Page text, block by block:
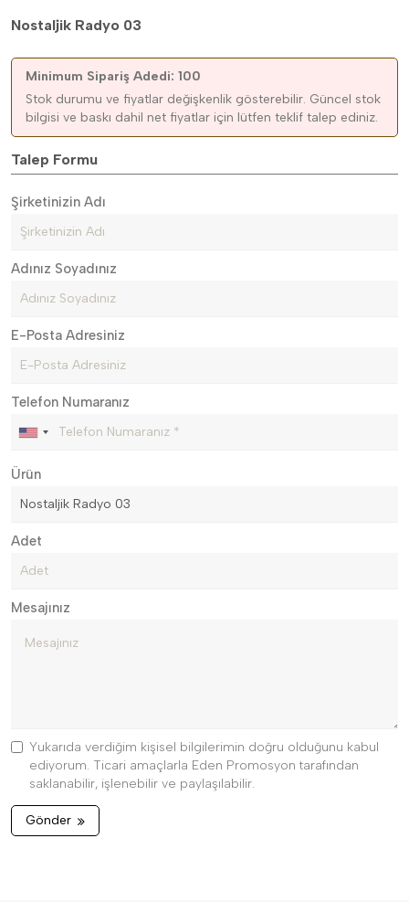
Nostaljik Radyo 03
Minimum Sipariş Adedi: 100
Stok durumu ve fiyatlar değişkenlik gösterebilir. Güncel stok
bilgisi ve baskı dahil net fiyatlar için lütfen teklif talep ediniz.
Talep Formu
Şirketinizin Adı
Adınız Soyadınız
E-Posta Adresiniz
Telefon Numaranız
Ürün
Adet
Mesajınız
Yukarıda verdiğim kişisel bilgilerimin doğru olduğunu kabul
ediyorum. Ticari amaçlarla Eden Promosyon tarafından
saklanabilir, işlenebilir ve paylaşılabilir.
Gönder